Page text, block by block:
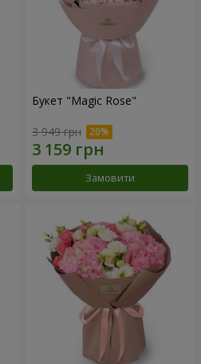
Букет "Magic Rose"
3 949 грн
Замовити